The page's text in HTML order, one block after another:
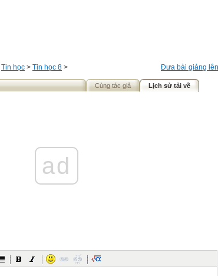
Đưa bài giảng lên
Tin học > Tin học 8 >
Cùng tác giả Lịch sử tải về
ad